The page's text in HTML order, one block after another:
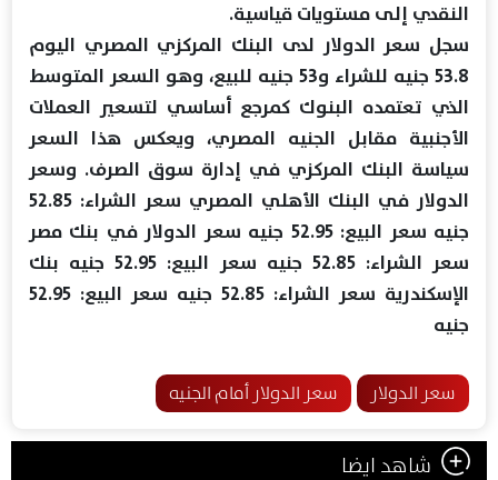
النقدي إلى مستويات قياسية.
سجل سعر الدولار لدى البنك المركزي المصري اليوم
53.8 جنيه للشراء و53 جنيه للبيع، وهو السعر المتوسط
الذي تعتمده البنوك كمرجع أساسي لتسعير العملات
الأجنبية مقابل الجنيه المصري، ويعكس هذا السعر
سياسة البنك المركزي في إدارة سوق الصرف. وسعر
الدولار في البنك الأهلي المصري سعر الشراء: 52.85
جنيه سعر البيع: 52.95 جنيه سعر الدولار في بنك مصر
سعر الشراء: 52.85 جنيه سعر البيع: 52.95 جنيه بنك
الإسكندرية سعر الشراء: 52.85 جنيه سعر البيع: 52.95
جنيه
سعر الدولار سعر الدولار أمام الجنيه
شاهد ايضا